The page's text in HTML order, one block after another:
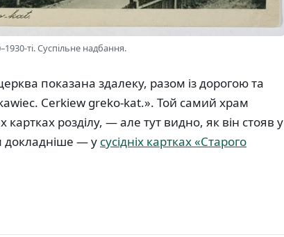
ті. Суспільне надбання.
показана здалеку, разом із дорогою та
Cerkiew greko-kat.». Той самий храм
розділу, — але тут видно, як він стояв у
докладніше — у сусідніх картках «Старого